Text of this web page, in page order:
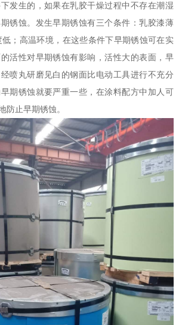
发生的，如果在乳胶干燥过程中不存在潮湿
锈蚀。发生早期锈蚀有三个条件：乳胶漆薄
低；高温环境，在这些条件下早期锈蚀可在实
活性对早期锈蚀有影响，活性大的表面，早
喷丸研磨见白的钢面比电动工具进行不充分
期锈蚀就要严重一些，在涂料配方中加人可
防止早期锈蚀。